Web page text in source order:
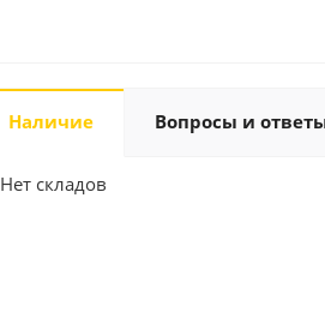
Наличие Вопросы и
Нет складов